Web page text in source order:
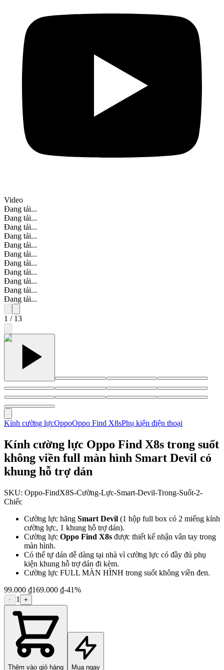
Video
Đang tải...
Đang tải...
Đang tải...
Đang tải...
Đang tải...
Đang tải...
Đang tải...
Đang tải...
Đang tải...
Đang tải...
Đang tải...
1 / 13
Kính cường lựcOppoOppo Find X8sPhụ kiện điện thoại
Kính cường lực Oppo Find X8s trong suốt
không viền full màn hình Smart Devil có
khung hỗ trợ dán
SKU: Oppo-FindX8S-Cường-Lực-Smart-Devil-Trong-Suốt-2-
Chiếc
Cường lực hãng Smart Devil (1 hộp full box có 2 miếng kính
cường lực, 1 khung hỗ trợ dán).
Cường lực Oppo Find X8s được thiết kế nhận vân tay trong
màn hình.
Có thể tự dán dễ dàng tại nhà vì cường lực có đầy đủ phụ
kiện khung hỗ trợ dán đi kèm.
Cường lực FULL MÀN HÌNH trong suốt không viền đen.
99.000 ₫169.000 ₫-41%
− 1 +
Thêm vào giỏ hàng Mua ngay